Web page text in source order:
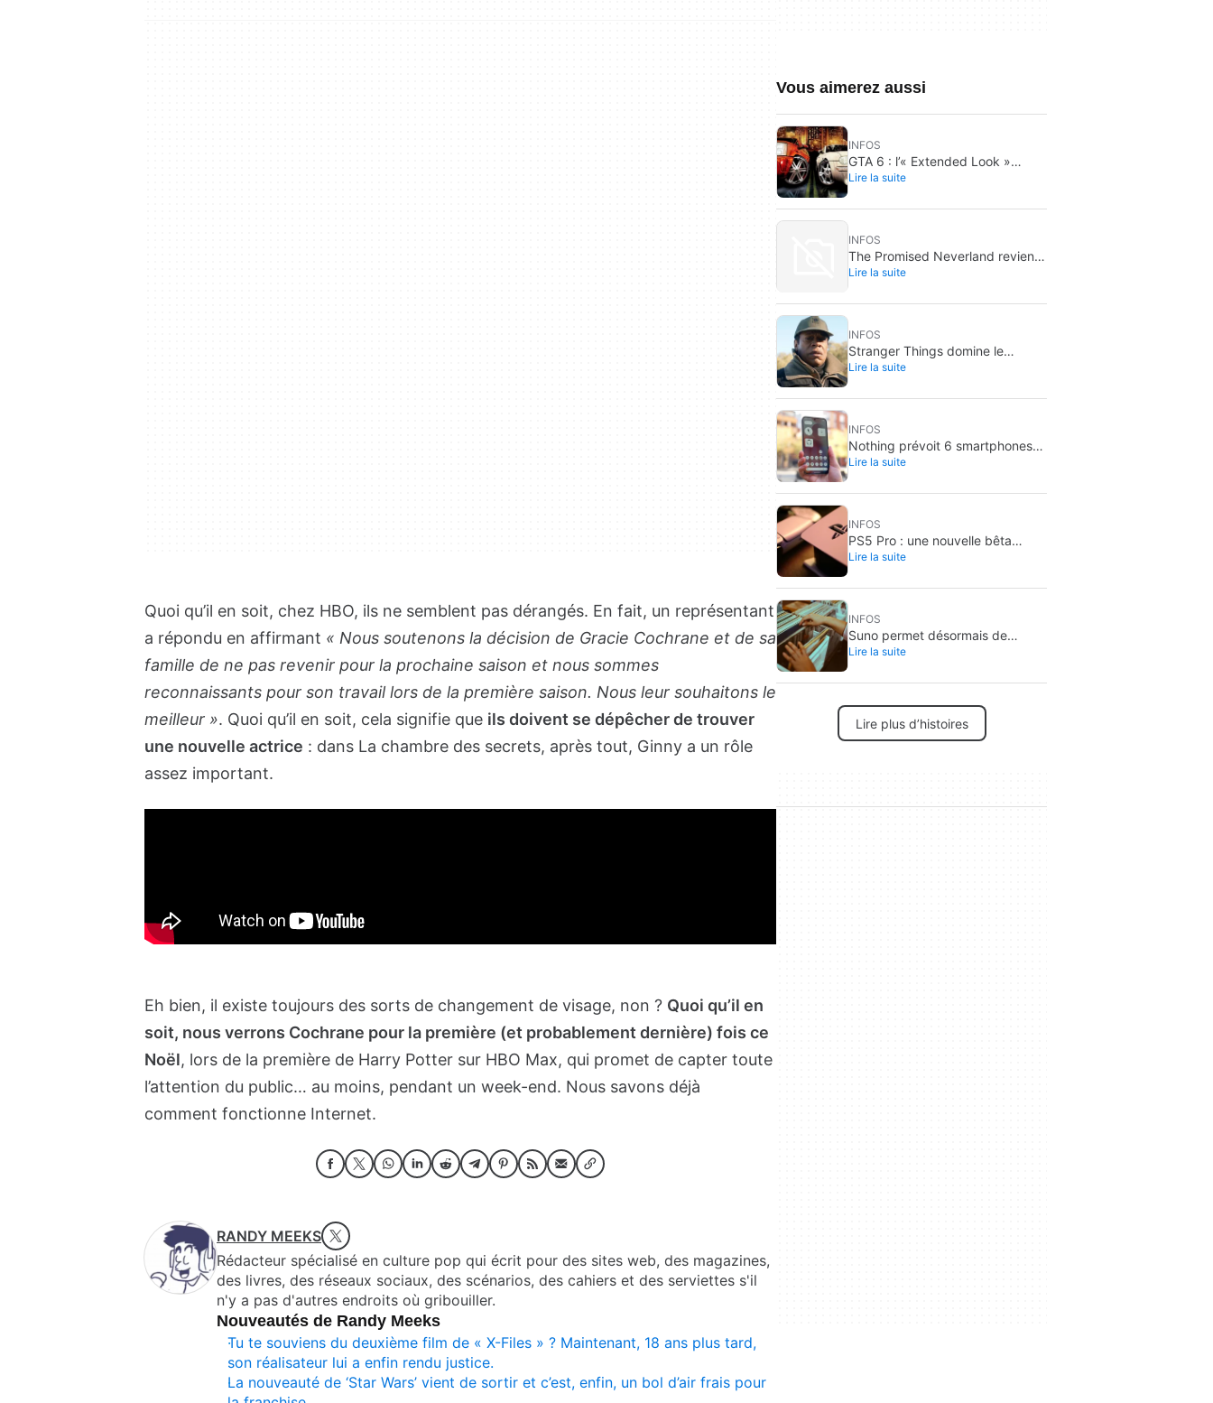
Quoi qu’il en soit, chez HBO, ils ne semblent pas dérangés. En fait, un représentant
a répondu en affirmant « Nous soutenons la décision de Gracie Cochrane et de sa
famille de ne pas revenir pour la prochaine saison et nous sommes
reconnaissants pour son travail lors de la première saison. Nous leur souhaitons le
meilleur ». Quoi qu’il en soit, cela signifie que ils doivent se dépêcher de trouver
une nouvelle actrice : dans La chambre des secrets, après tout, Ginny a un rôle
assez important.
Eh bien, il existe toujours des sorts de changement de visage, non ? Quoi qu’il en
soit, nous verrons Cochrane pour la première (et probablement dernière) fois ce
Noël, lors de la première de Harry Potter sur HBO Max, qui promet de capter toute
l’attention du public… au moins, pendant un week-end. Nous savons déjà
comment fonctionne Internet.
RANDY MEEKS
Rédacteur spécialisé en culture pop qui écrit pour des sites web, des magazines,
des livres, des réseaux sociaux, des scénarios, des cahiers et des serviettes s'il
n'y a pas d'autres endroits où gribouiller.
Nouveautés de Randy Meeks
Tu te souviens du deuxième film de « X-Files » ? Maintenant, 18 ans plus tard,
son réalisateur lui a enfin rendu justice.
La nouveauté de ‘Star Wars’ vient de sortir et c’est, enfin, un bol d’air frais pour
Vous aimerez aussi
INFOS
GTA 6 : l’« Extended Look »
arrive sur Netflix le 27 août
Lire la suite
INFOS
The Promised Neverland revient
en 2026 : un one-shot inédit
Lire la suite
INFOS
Stranger Things domine le
streaming en 2026 : 30 milliards
Lire la suite
INFOS
Nothing prévoit 6 smartphones
en 2027: objectif +50 % de
Lire la suite
INFOS
PS5 Pro : une nouvelle bêta
active par défaut un PSSR
Lire la suite
INFOS
Suno permet désormais de
presser sa musique IA sur vinyle
Lire la suite
Lire plus d’histoires